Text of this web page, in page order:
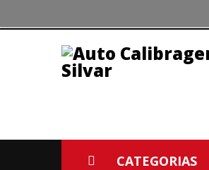
CATEGORIAS